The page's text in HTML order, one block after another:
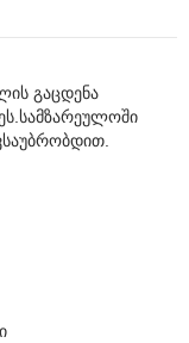
გაცდენა